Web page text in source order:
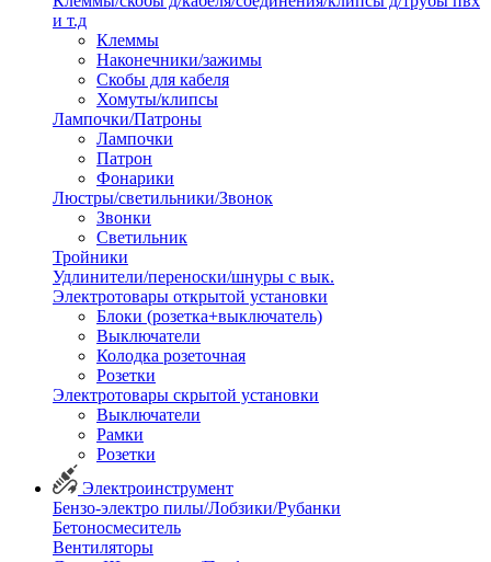
и т.д
Клеммы
Наконечники/зажимы
Скобы для кабеля
Хомуты/клипсы
Лампочки/Патроны
Лампочки
Патрон
Фонарики
Люстры/светильники/Звонок
Звонки
Светильник
Тройники
Удлинители/переноски/шнуры с вык.
Электротовары открытой установки
Блоки (розетка+выключатель)
Выключатели
Колодка розеточная
Розетки
Электротовары скрытой установки
Выключатели
Рамки
Розетки
Электроинструмент
Бензо-электро пилы/Лобзики/Рубанки
Бетоносмеситель
Вентиляторы